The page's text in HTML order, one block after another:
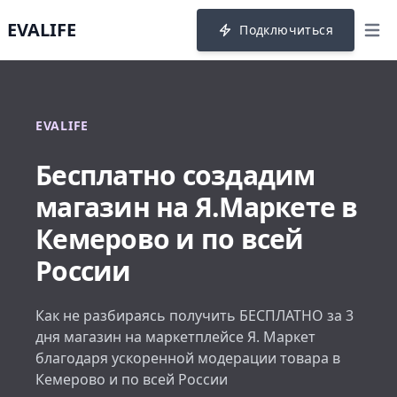
EVALIFE Подключиться menu
EVALIFE
Бесплатно создадим
магазин на Я.Маркете в
Кемерово и по всей
России
Как не разбираясь получить БЕСПЛАТНО за 3
дня магазин на маркетплейсе Я. Маркет
благодаря ускоренной модерации товара в
Кемерово и по всей России